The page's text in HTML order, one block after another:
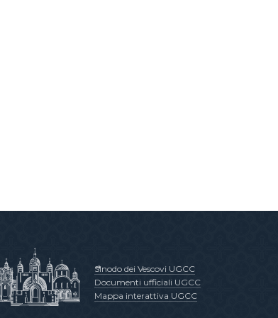
Sinodo dei Vescovi UGCC
Documenti ufficiali UGCC
Mappa interattiva UGCC